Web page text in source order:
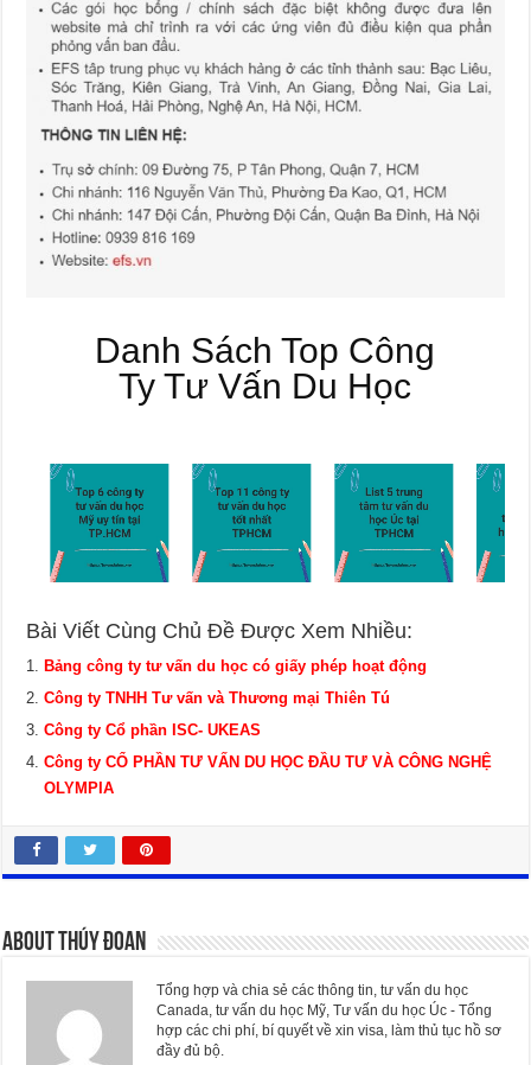
Danh Sách Top Công
Ty Tư Vấn Du Học
Bài Viết Cùng Chủ Đề Được Xem Nhiều:
Bảng công ty tư vấn du học có giấy phép hoạt động
Công ty TNHH Tư vấn và Thương mại Thiên Tú
Công ty Cổ phần ISC- UKEAS
Công ty CỔ PHẦN TƯ VẤN DU HỌC ĐẦU TƯ VÀ CÔNG NGHỆ
OLYMPIA
About Thúy Đoan
Tổng hợp và chia sẻ các thông tin, tư vấn du học
Canada, tư vấn du học Mỹ, Tư vấn du học Úc - Tổng
hợp các chi phí, bí quyết về xin visa, làm thủ tục hồ sơ
đầy đủ bộ.